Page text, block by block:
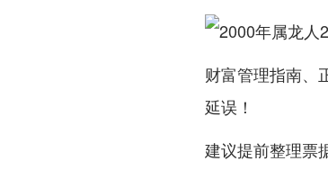
财富管理指南、
延误！
建议提前整理票